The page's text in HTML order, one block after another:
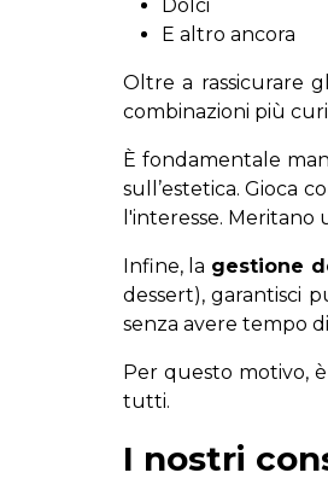
Dolci
E altro ancora
Oltre a rassicurare
combinazioni più
È fondamentale
sull’estetica. Gioca
l'interesse. Meritano
Infine, la gestione
dessert), garantisci
senza avere tempo
Per questo motivo,
tutti.
I nostri